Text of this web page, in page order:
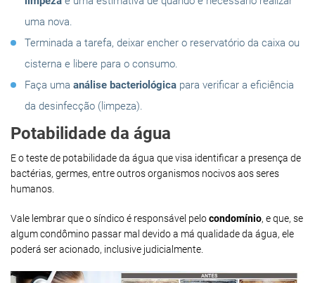
uma nova.
Terminada a tarefa, deixar encher o reservatório da caixa ou
cisterna e libere para o consumo.
Faça uma análise bacteriológica para verificar a eficiência
da desinfecção (limpeza).
Potabilidade da água
E o teste de potabilidade da água que visa identificar a presença de
bactérias, germes, entre outros organismos nocivos aos seres
humanos.
Vale lembrar que o síndico é responsável pelocondomínio, e que, se
algum condômino passar mal devido a má qualidade da água, ele
poderá ser acionado, inclusive judicialmente.